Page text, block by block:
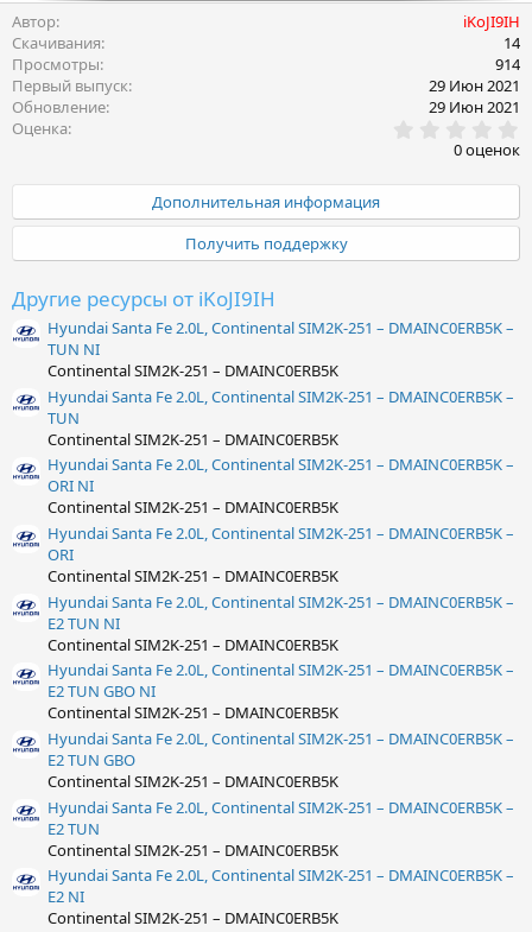
Автор
iKoJI9IH
Скачивания
14
Просмотры
914
Первый выпуск
29 Июн 2021
Обновление
29 Июн 2021
Оценка
.
0
0
в
ё
з
0 оценок
Дополнительная информация
Получить поддержку
Другие ресурсы от iKoJI9IH
Hyundai Santa Fe 2.0L, Continental SIM2K-251 – DMAINC0ERB5K –
TUN NI
Continental SIM2K-251 – DMAINC0ERB5K
Hyundai Santa Fe 2.0L, Continental SIM2K-251 – DMAINC0ERB5K –
TUN
Continental SIM2K-251 – DMAINC0ERB5K
Hyundai Santa Fe 2.0L, Continental SIM2K-251 – DMAINC0ERB5K –
ORI NI
Continental SIM2K-251 – DMAINC0ERB5K
Hyundai Santa Fe 2.0L, Continental SIM2K-251 – DMAINC0ERB5K –
ORI
Continental SIM2K-251 – DMAINC0ERB5K
Hyundai Santa Fe 2.0L, Continental SIM2K-251 – DMAINC0ERB5K –
E2 TUN NI
Continental SIM2K-251 – DMAINC0ERB5K
Hyundai Santa Fe 2.0L, Continental SIM2K-251 – DMAINC0ERB5K –
E2 TUN GBO NI
Continental SIM2K-251 – DMAINC0ERB5K
Hyundai Santa Fe 2.0L, Continental SIM2K-251 – DMAINC0ERB5K –
E2 TUN GBO
Continental SIM2K-251 – DMAINC0ERB5K
Hyundai Santa Fe 2.0L, Continental SIM2K-251 – DMAINC0ERB5K –
E2 TUN
Continental SIM2K-251 – DMAINC0ERB5K
Hyundai Santa Fe 2.0L, Continental SIM2K-251 – DMAINC0ERB5K –
E2 NI
Continental SIM2K-251 – DMAINC0ERB5K